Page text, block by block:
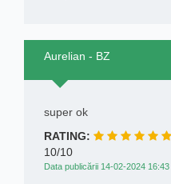
Aurelian - BZ
super ok
RATING:
10/10
Data publicării 14-02-2024 16:43